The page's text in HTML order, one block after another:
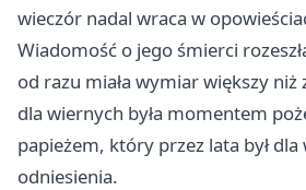
wieczór nadal wraca w
Wiadomość o jego śmierci
od razu miała wymiar większy niż
dla wiernych była momentem
papieżem, który przez lata był
odniesienia.